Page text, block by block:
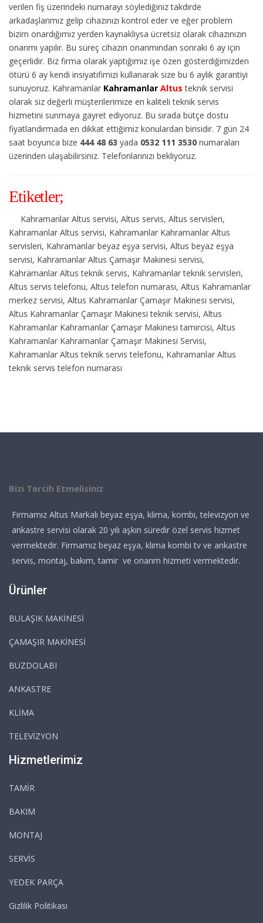
verilen fiş üzerindeki numarayı söylediğiniz takdirde
arkadaşlarımız gelip cihazınızı kontrol eder ve eğer problem
bizim onardığımız yerden kaynaklıysa ücretsiz olarak cihazınızın
onarımı yapılır. Bu süreç cihazın onarımından sonraki 6 ay için
geçerlidir. Biz firma olarak yaptığımız işe özen gösterdiğimizden
ötürü 6 ay kendi insiyatifimizi kullanarak size bu 6 aylık garantiyi
sunuyoruz. Kahramanlar Kahramanlar Altus teknik servisi
olarak siz değerli müşterilerimize en kaliteli teknik servis
hizmetini sunmaya gayret ediyoruz. Bu sırada bütçe dostu
fiyatlandırmada en dikkat ettiğimiz konulardan birisidir. 7 gün 24
saat boyunca bize 444 48 63 yada 0532 111 3530 numaraları
üzerinden ulaşabilirsiniz. Telefonlarınızı bekliyoruz.
Etiketler;
Kahramanlar Altus servisi, Altus servis, Altus servisleri,
Kahramanlar Altus servisi, Kahramanlar Kahramanlar Altus
servisleri, Kahramanlar beyaz eşya servisi, Altus beyaz eşya
servisi, Kahramanlar Altus Çamaşır Makinesi servisi,
Kahramanlar Altus teknik servis, Kahramanlar teknik servisleri,
Altus servis telefonu, Altus telefon numarası, Altus Kahramanlar
merkez servisi, Altus Kahramanlar Çamaşır Makinesi servisi,
Altus Kahramanlar Çamaşır Makinesi teknik servisi, Altus
Kahramanlar Kahramanlar Çamaşır Makinesi tamircisi, Altus
Kahramanlar Kahramanlar Çamaşır Makinesi Servisi,
Kahramanlar Altus teknik servis telefonu, Kahramanlar Altus
teknik servis telefon numarası
Bizi Tercih Etmelisiniz
Firmamız Altus Markalı beyaz eşya, klima, kombi, televizyon ve
ankastre servisi olarak 20 yılı aşkın süredir özel servis hizmet
vermektedir. Firmamız beyaz eşya, klima kombi tv ve ankastre
servis, montaj, bakım, tamir ve onarım hizmeti vermektedir.
Ürünler
BULAŞIK MAKİNESİ
ÇAMAŞIR MAKİNESİ
BUZDOLABI
ANKASTRE
KLİMA
TELEVİZYON
Hizmetlerimiz
TAMİR
BAKIM
MONTAJ
SERVİS
YEDEK PARÇA
Gizlilik Politikası